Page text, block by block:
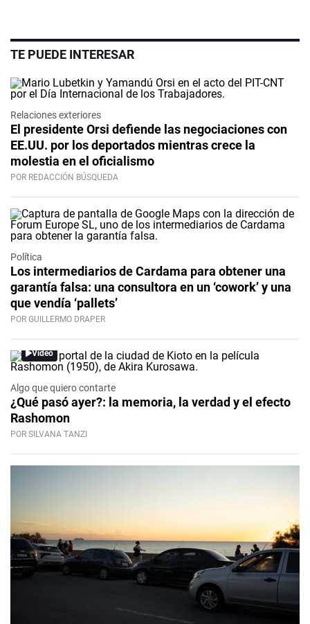
TE PUEDE INTERESAR
Relaciones exteriores
El presidente Orsi defiende las negociaciones con
EE.UU. por los deportados mientras crece la
molestia en el oficialismo
POR REDACCIÓN BÚSQUEDA
Política
Los intermediarios de Cardama para obtener una
garantía falsa: una consultora en un ‘cowork’ y una
que vendía ‘pallets’
POR GUILLERMO DRAPER
Video
Algo que quiero contarte
¿Qué pasó ayer?: la memoria, la verdad y el efecto
Rashomon
POR SILVANA TANZI